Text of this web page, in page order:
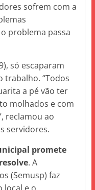
sofrem com a
problema passa
só escaparam
trabalho. “Todos
a pé vão ter
molhados e com
reclamou ao
servidores.
promete
. A
(Semusp) faz